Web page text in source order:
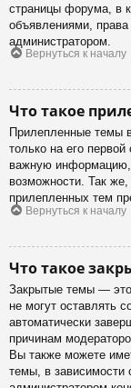
страницы форума, в
объявлениями,
администратором.
Вернуться к началу
Что такое
Прилепленные темы
только на его
важную
возможности. Так
прилепленных тем
Вернуться к началу
Что такое
Закрытые темы —
не могут оставлять
автоматически
причинам
Вы также можете
темы, в зависимости